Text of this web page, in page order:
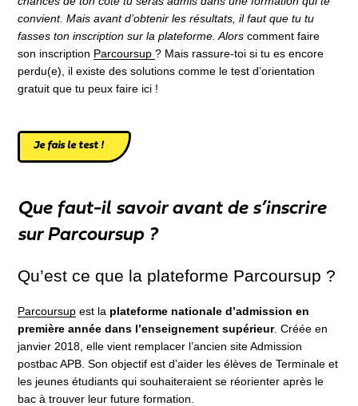
convient. Mais avant d’obtenir les résultats, il faut que tu tu
fasses ton inscription sur la plateforme. Alorscomment faire
son inscription Parcoursup? Mais rassure-toi si tu es encore
perdu(e), il existe des solutions comme le test d’orientation
gratuit que tu peux faire ici !
Je fais le test !
Que faut-il savoir avant de s’inscrire
sur Parcoursup ?
Qu’est ce que la plateforme Parcoursup ?
Parcoursup est la plateforme nationale d’admission en
première année dans l’enseignement supérieur. Créée en
janvier 2018, elle vient remplacer l’ancien site Admission
postbac APB. Son objectif est d’aider les élèves de Terminale et
les jeunes étudiants qui souhaiteraient se réorienter après le
bac à trouver leur future formation.